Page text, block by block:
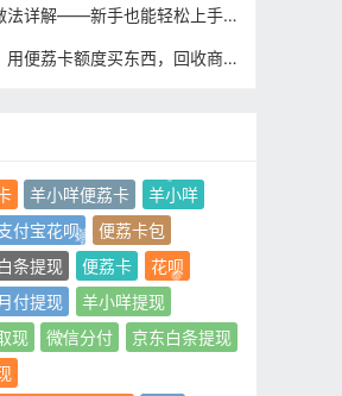
葱姜梭子蟹做法详解——新手也能轻松上手的经典海鲜菜谱
羊小咩商城，用便荔卡额度买东西，回收商家确凿证据秒到账攻略！
羊小咩便荔卡
羊小咩
付宝花呗
便荔卡包
白条提现 便荔卡
花呗
付提现
羊小咩提现
现
微信分付
京东白条提现